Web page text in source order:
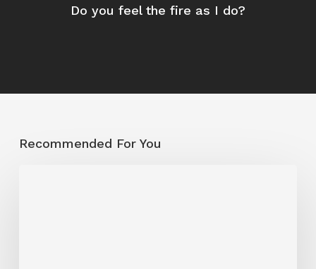
Do you feel the fire as I do?
Recommended For You